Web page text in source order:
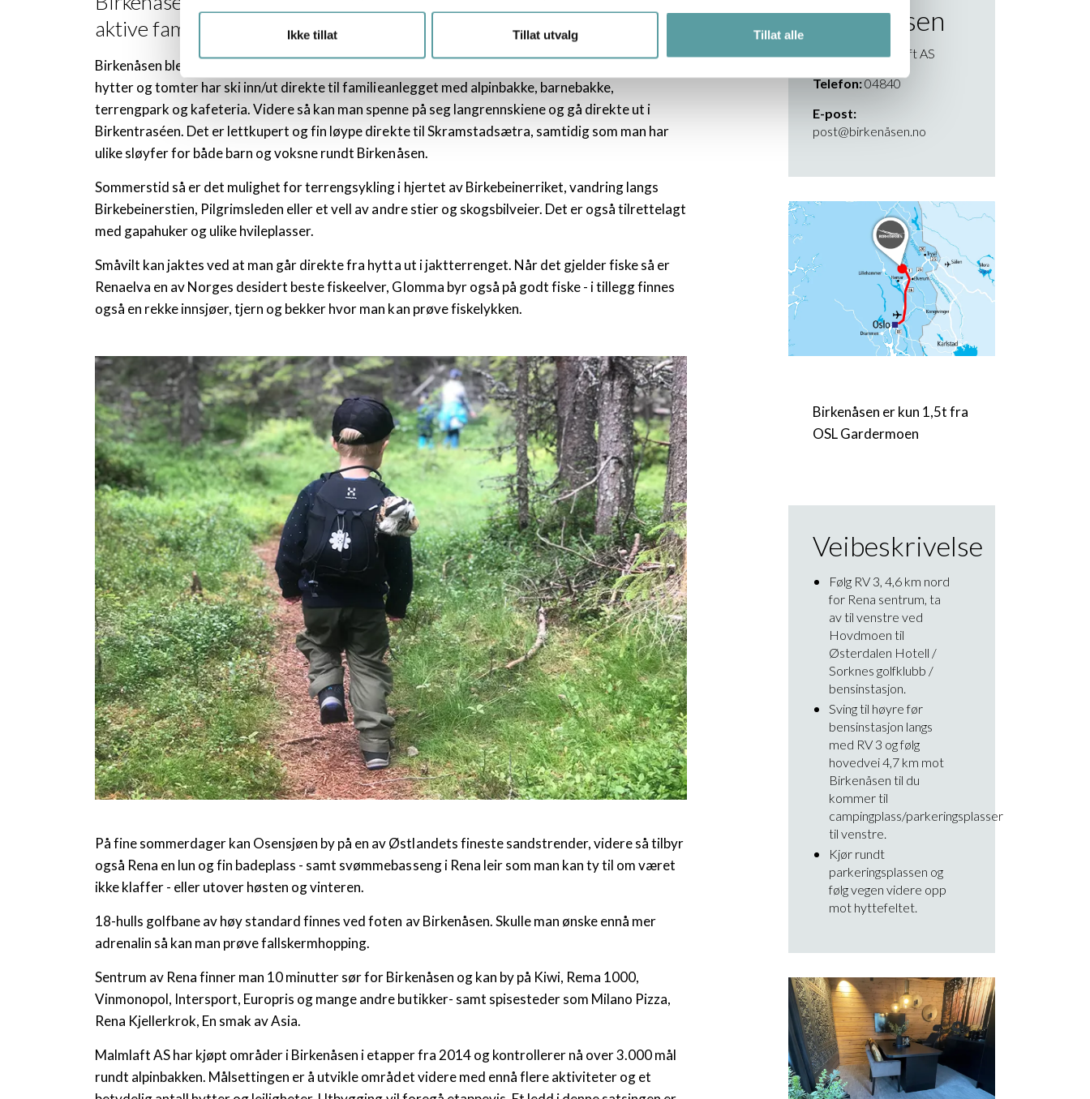
Ikke tillat Tillat utvalg Tillat alle
aktive familien.
Birkenåsen ble etablert i 1990 og det er nå bygget over 200 høystandardhytter i området. Alle
hytter og tomter har ski inn/ut direkte til familieanlegget med alpinbakke, barnebakke,
terrengpark og kafeteria. Videre så kan man spenne på seg langrennskiene og gå direkte ut i
Birkentraséen. Det er lettkupert og fin løype direkte til Skramstadsætra, samtidig som man har
ulike sløyfer for både barn og voksne rundt Birkenåsen.
Sommerstid så er det mulighet for terrengsykling i hjertet av Birkebeinerriket, vandring langs
Birkebeinerstien, Pilgrimsleden eller et vell av andre stier og skogsbilveier. Det er også tilrettelagt
med gapahuker og ulike hvileplasser.
Småvilt kan jaktes ved at man går direkte fra hytta ut i jaktterrenget. Når det gjelder fiske så er
Renaelva en av Norges desidert beste fiskeelver, Glomma byr også på godt fiske - i tillegg finnes
også en rekke innsjøer, tjern og bekker hvor man kan prøve fiskelykken.
På fine sommerdager kan Osensjøen by på en av Østlandets fineste sandstrender, videre så tilbyr
også Rena en lun og fin badeplass - samt svømmebasseng i Rena leir som man kan ty til om været
ikke klaffer - eller utover høsten og vinteren.
18-hulls golfbane av høy standard finnes ved foten av Birkenåsen. Skulle man ønske ennå mer
adrenalin så kan man prøve fallskermhopping.
Sentrum av Rena finner man 10 minutter sør for Birkenåsen og kan by på Kiwi, Rema 1000,
Vinmonopol, Intersport, Europris og mange andre butikker- samt spisesteder som Milano Pizza,
Rena Kjellerkrok, En smak av Asia.
Malmlaft AS har kjøpt områder i Birkenåsen i etapper fra 2014 og kontrollerer nå over 3.000 mål
rundt alpinbakken. Målsettingen er å utvikle området videre med ennå flere aktiviteter og et
Birkenåsen
Malmlaft AS
Telefon:04840
E-post:
post@birkenåsen.no
Birkenåsen er kun 1,5t fra
OSL Gardermoen
Veibeskrivelse
Følg RV 3, 4,6 km nord
for Rena sentrum, ta
av til venstre ved
Hovdmoen til
Østerdalen Hotell /
Sorknes golfklubb /
bensinstasjon.
Sving til høyre før
bensinstasjon langs
med RV 3 og følg
hovedvei 4,7 km mot
Birkenåsen til du
kommer til
campingplass/parkeringsplasser
til venstre.
Kjør rundt
parkeringsplassen og
følg vegen videre opp
mot hyttefeltet.